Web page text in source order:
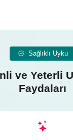
Sağlıklı Uyku
ve Yeterli
Faydaları